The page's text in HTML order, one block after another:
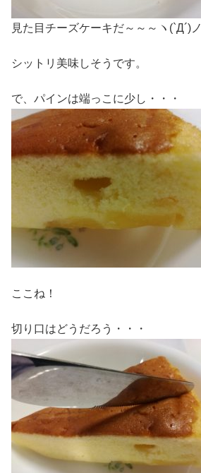
見た目チーズケーキだ～～～ヽ(`Д´)ノ
シットリ美味しそうです。
で、パインは端っこに少し・・・
ここね！
切り口はどうだろう・・・